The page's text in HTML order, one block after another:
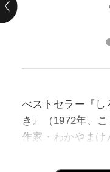
べストセラー『し
き』（1972年、
作家・わかやまけ
を開催します。